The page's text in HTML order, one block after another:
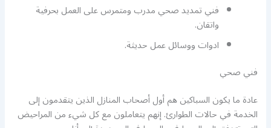
فني تمديد صحي مدرب ومتمرس على العمل بحرفية
واتقان.
ادوات ووسائل عمل حديثة.
فني صحي
عادة ما يكون السباكين هم أول أصحاب المنازل الذين يتقدمون إلى
الخدمة في حالات الطوارئ. إنهم يتعاملون مع كل شيء من المراحيض